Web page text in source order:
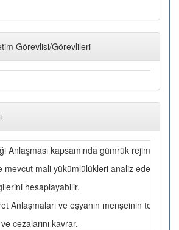
Görevlisi/Görevlileri
Anlaşması kapsamında gümrük rejimleri ve
mali yükümlülükleri analiz edebilir.
hesaplayabilir.
Anlaşmaları ve eşyanın menşeinin tespitini
cezalarını kavrar.